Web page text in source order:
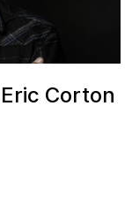
Corton